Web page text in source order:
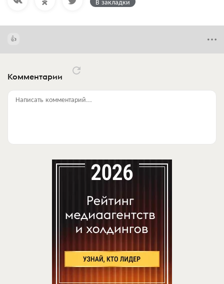
Комментарии
Написать комментарий...